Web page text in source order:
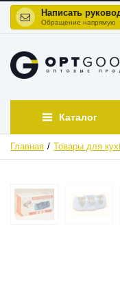
Написать
Обращение напрямую
Каталог
Главная Товары для
ХИТ